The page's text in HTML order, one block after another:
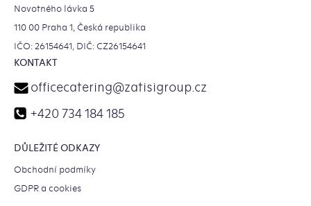
Novotného lávka 5
110 00 Praha 1, Česká republika
IČO: 26154641, DIČ: CZ26154641
KONTAKT
officecatering@zatisigroup.cz
+420 734 184 185
DŮLEŽITÉ ODKAZY
Obchodní podmíky
GDPR a cookies